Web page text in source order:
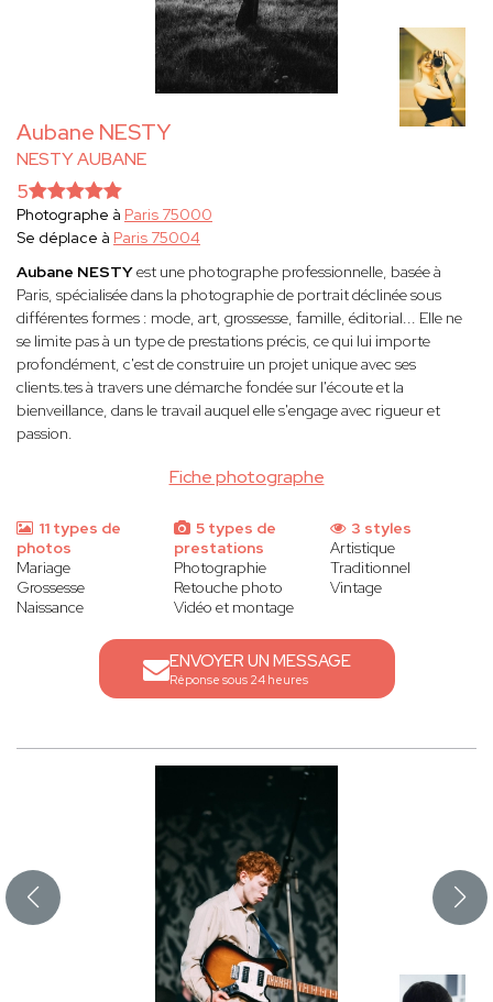
Aubane NESTY
NESTY AUBANE
Fiche photographe
5
Photographe à Paris 75000
Se déplace à Paris 75004
Aubane NESTYest une photographe professionnelle, basée à
Paris, spécialisée dans la photographie de portrait déclinée sous
différentes formes : mode, art, grossesse, famille, éditorial... Elle ne
se limite pas à un type de prestations précis, ce qui lui importe
profondément, c'est de construire un projet unique avec ses
clients.tes à travers une démarche fondée sur l'écoute et la
bienveillance, dans le travail auquel elle s'engage avec rigueur et
passion.
11 types de
photos
Mariage
Grossesse
Naissance
5 types de
prestations
Photographie
Retouche photo
Vidéo et montage
3 styles
Artistique
Traditionnel
Vintage
ENVOYER UN MESSAGE
Réponse sous 24 heures